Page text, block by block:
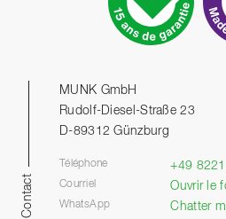
Contact
MUNK GmbH
Rudolf-Diesel-Straße 23
D-89312 Günzburg
Téléphone +49
Courriel Ouvrir le
WhatsApp Chatter